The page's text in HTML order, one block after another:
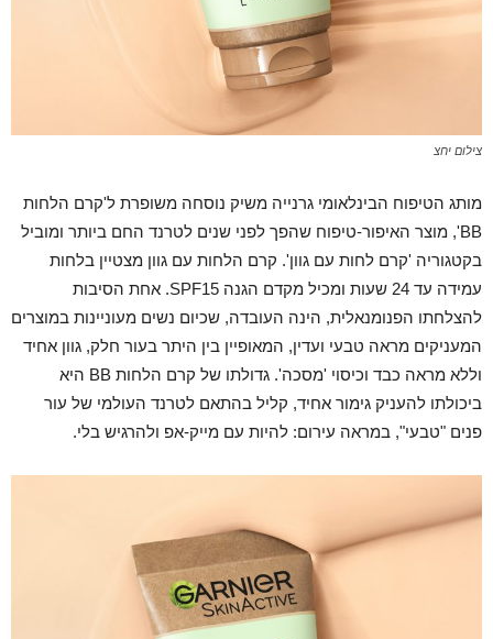
צילום יחצ
מותג הטיפוח הבינלאומי גרנייה משיק נוסחה משופרת ל'קרם הלחות
BB', מוצר האיפור-טיפוח שהפך לפני שנים לטרנד החם ביותר ומוביל
בקטגוריה 'קרם לחות עם גוון'. קרם הלחות עם גוון מצטיין בלחות
עמידה עד 24 שעות ומכיל מקדם הגנה SPF15. אחת הסיבות
להצלחתו הפנומנאלית, הינה העובדה, שכיום נשים מעוניינות במוצרים
המעניקים מראה טבעי ועדין, המאופיין בין היתר בעור חלק, גוון אחיד
וללא מראה כבד וכיסוי 'מסכה'. גדולתו של קרם הלחות BB היא
ביכולתו להעניק גימור אחיד, קליל בהתאם לטרנד העולמי של עור
פנים "טבעי", במראה עירום: להיות עם מייק-אפ ולהרגיש בלי.